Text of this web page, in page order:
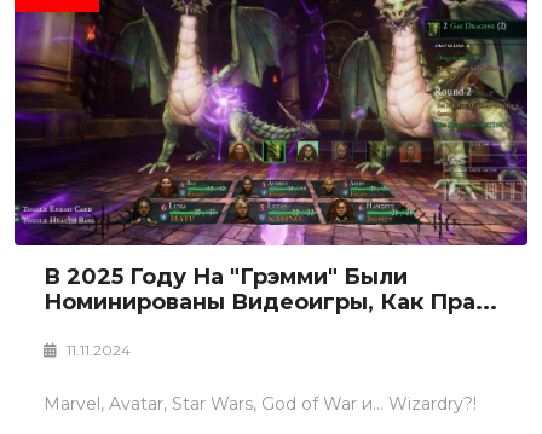
В 2025 Году На "Грэмми" Были
Номинированы Видеоигры, Как Пра...
11.11.2024
Marvel, Avatar, Star Wars, God of War и... Wizardry?!